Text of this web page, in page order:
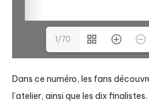
1/70
Dans ce numéro, les fans
l’atelier, ainsi que les dix